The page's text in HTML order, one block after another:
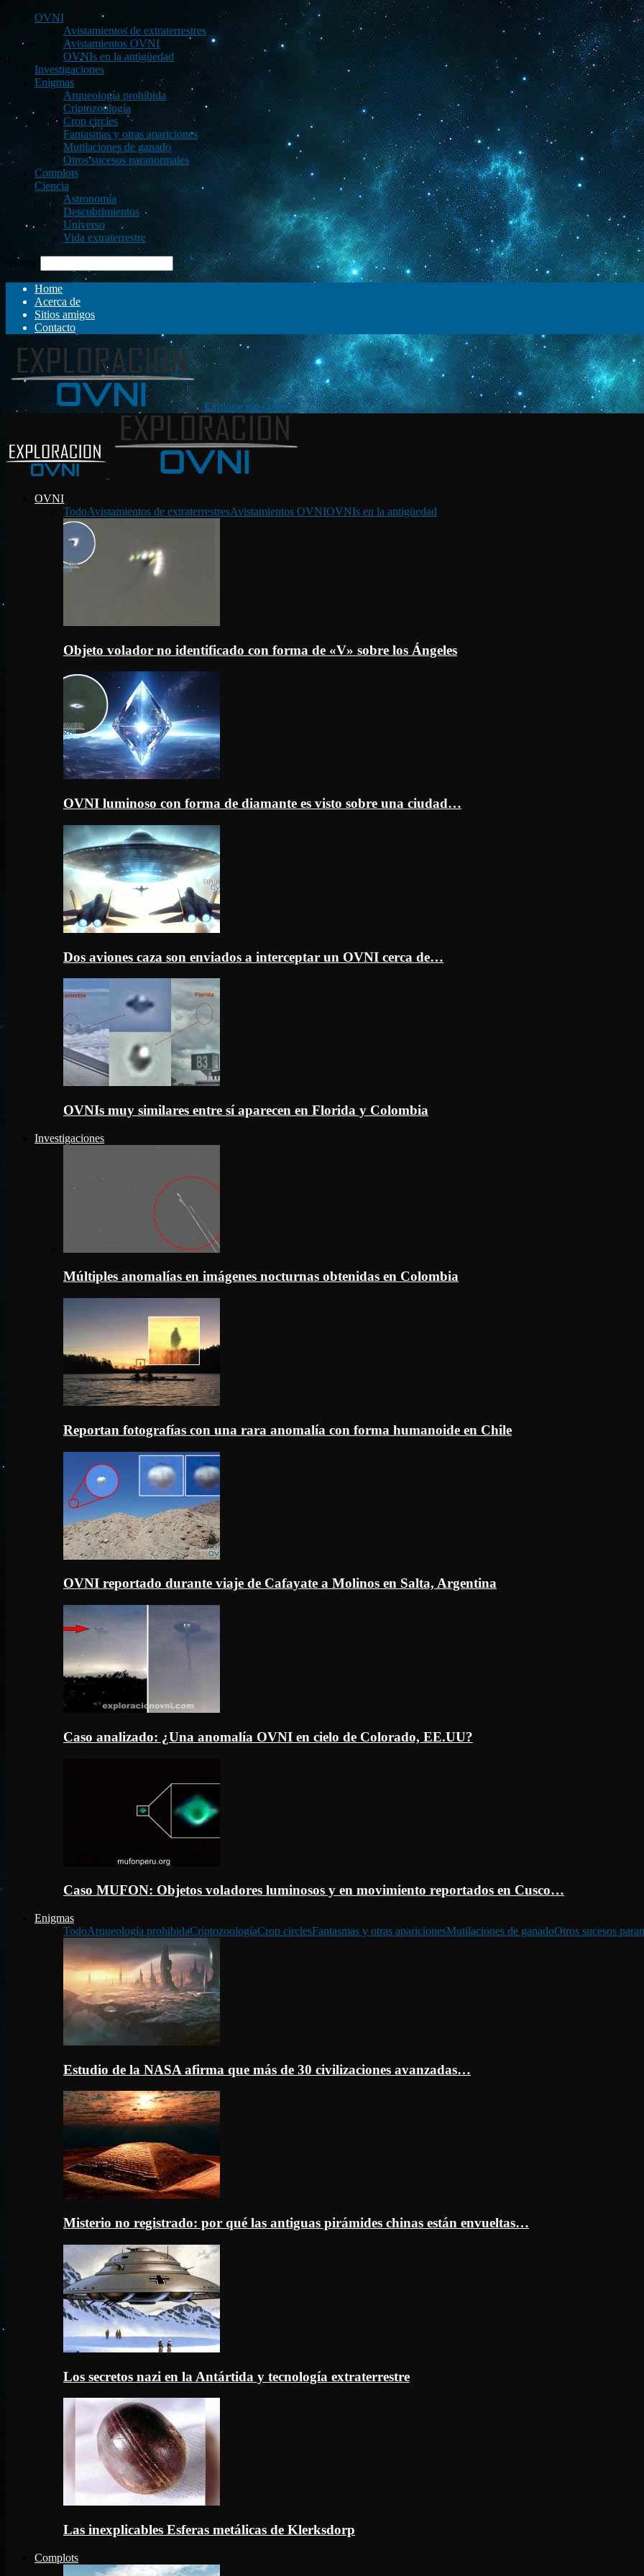
OVNI
Avistamientos de extraterrestres
Avistamientos OVNI
OVNIs en la antigüedad
Investigaciones
Enigmas
Arqueología prohibida
Criptozoología
Crop circles
Fantasmas y otras apariciones
Mutilaciones de ganado
Otros sucesos paranormales
Complots
Ciencia
Astronomía
Descubrimientos
Universo
Vida extraterrestre
Buscar
Home
Acerca de
Sitios amigos
Contacto
Exploración OVNI
OVNI
TodoAvistamientos de extraterrestresAvistamientos OVNIOVNIs en la antigüedad
Objeto volador no identificado con forma de «V» sobre los Ángeles
OVNI luminoso con forma de diamante es visto sobre una ciudad…
Dos aviones caza son enviados a interceptar un OVNI cerca de…
OVNIs muy similares entre sí aparecen en Florida y Colombia
Investigaciones
Múltiples anomalías en imágenes nocturnas obtenidas en Colombia
Reportan fotografías con una rara anomalía con forma humanoide en Chile
OVNI reportado durante viaje de Cafayate a Molinos en Salta, Argentina
Caso analizado: ¿Una anomalía OVNI en cielo de Colorado, EE.UU?
Caso MUFON: Objetos voladores luminosos y en movimiento reportados en Cusco…
Enigmas
TodoArqueología prohibidaCriptozoologíaCrop circlesFantasmas y otras aparicionesMutilaciones de ganadoOtros sucesos
Estudio de la NASA afirma que más de 30 civilizaciones avanzadas…
Misterio no registrado: por qué las antiguas pirámides chinas están envueltas…
Los secretos nazi en la Antártida y tecnología extraterrestre
Las inexplicables Esferas metálicas de Klerksdorp
Complots